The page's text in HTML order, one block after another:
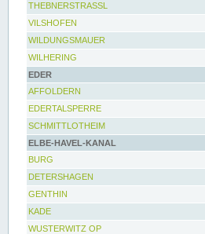
THEBNERSTRASSL
VILSHOFEN
WILDUNGSMAUER
WILHERING
EDER
AFFOLDERN
EDERTALSPERRE
SCHMITTLOTHEIM
ELBE-HAVEL-KANAL
BURG
DETERSHAGEN
GENTHIN
KADE
WUSTERWITZ OP